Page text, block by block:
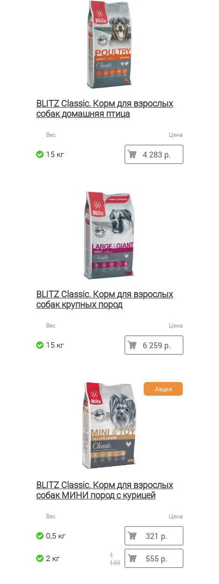
BLITZ Classic. Корм для взрослых
собак домашняя птица
Вес Цена
15 кг 4 283 р.
BLITZ Classic. Корм для взрослых
собак крупных пород
Вес Цена
15 кг 6 259 р.
Акция
BLITZ Classic. Корм для взрослых
собак МИНИ пород с курицей
Вес Цена
0,5 кг 321 р.
2 кг
1
109
555 р.